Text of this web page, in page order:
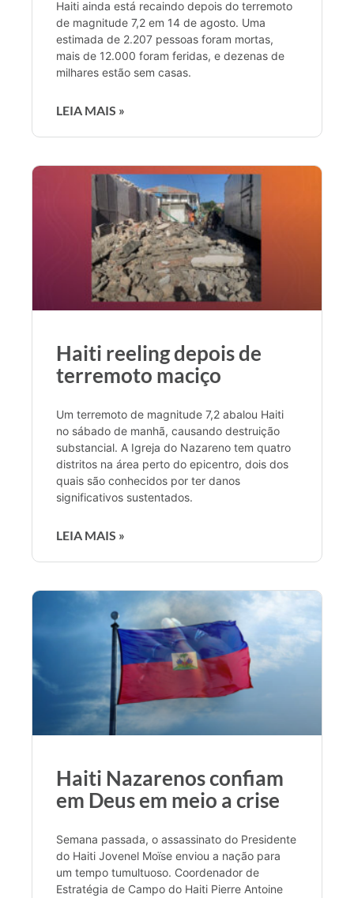
Haiti ainda está recaindo depois do terremoto
de magnitude 7,2 em 14 de agosto. Uma
estimada de 2.207 pessoas foram mortas,
mais de 12.000 foram feridas, e dezenas de
milhares estão sem casas.
LEIA MAIS »
Haiti reeling depois de
terremoto maciço
Um terremoto de magnitude 7,2 abalou Haiti
no sábado de manhã, causando destruição
substancial. A Igreja do Nazareno tem quatro
distritos na área perto do epicentro, dois dos
quais são conhecidos por ter danos
significativos sustentados.
LEIA MAIS »
Haiti Nazarenos confiam
em Deus em meio a crise
Semana passada, o assassinato do Presidente
do Haiti Jovenel Moïse enviou a nação para
um tempo tumultuoso. Coordenador de
Estratégia de Campo do Haiti Pierre Antoine